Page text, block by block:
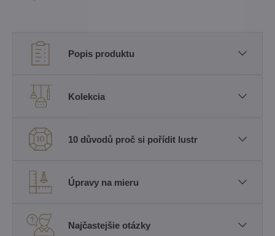
Popis produktu
Kolekcia
10 důvodů proč si pořídit lustr
Úpravy na mieru
Najčastejšie otázky